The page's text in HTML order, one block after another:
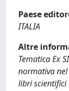
Paese
ITALIA
Altre
Tematica Ex
normativa nel
libri scientifici